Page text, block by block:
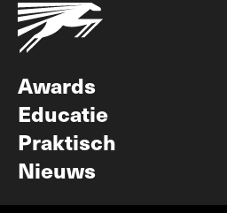
Awards
Educatie
Praktisch
Nieuws